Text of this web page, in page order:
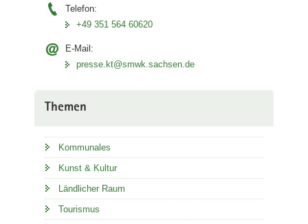
Telefon:
+49 351 564 60620
E-Mail:
presse.kt@smwk.sachsen.de
Themen
Kommunales
Kunst & Kultur
Ländlicher Raum
Tourismus